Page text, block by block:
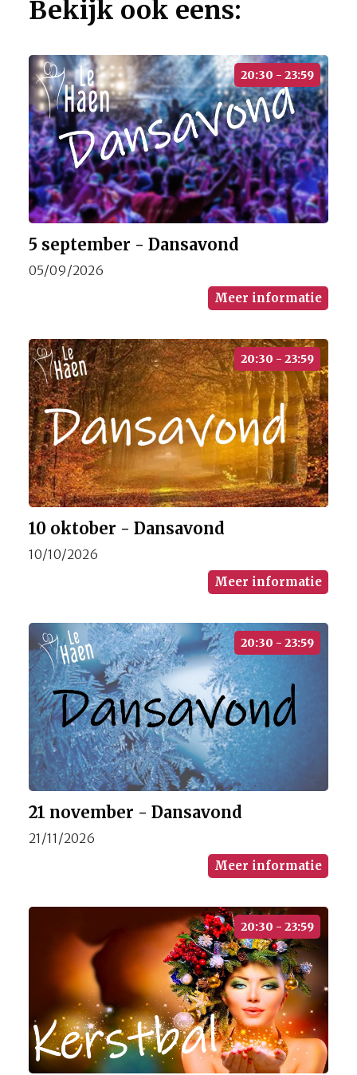
Bekijk ook eens:
5 september - Dansavond
05/09/2026
20:30 - 23:59
Meer informatie
10 oktober - Dansavond
10/10/2026
20:30 - 23:59
Meer informatie
21 november - Dansavond
21/11/2026
20:30 - 23:59
Meer informatie
20:30 - 23:59